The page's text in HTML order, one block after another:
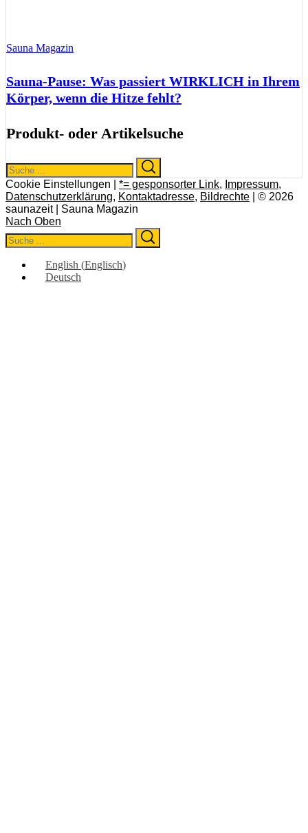
Sauna Magazin
Sauna-Pause: Was passiert WIRKLICH in Ihrem
Körper, wenn die Hitze fehlt?
Produkt- oder Artikelsuche
Search
for:
Cookie Einstellungen | *= gesponsorter Link, Impressum,
Datenschutzerklärung, Kontaktadresse, Bildrechte | © 2026
saunazeit | Sauna Magazin
Nach Oben
Search
for:
English (Englisch)
Deutsch